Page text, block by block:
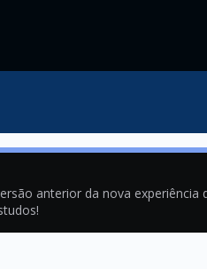
anterior da nova